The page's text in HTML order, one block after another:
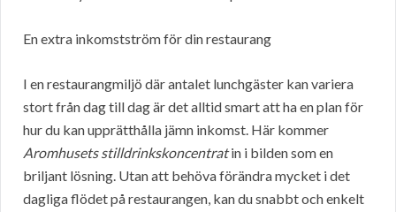
En extra inkomstström för din restaurang
I en restaurangmiljö där antalet lunchgäster kan variera
stort från dag till dag är det alltid smart att ha en plan för
hur du kan upprätthålla jämn inkomst. Här kommer
Aromhusets stilldrinkskoncentratin i bilden som en
briljant lösning. Utan att behöva förändra mycket i det
dagliga flödet på restaurangen, kan du snabbt och enkelt